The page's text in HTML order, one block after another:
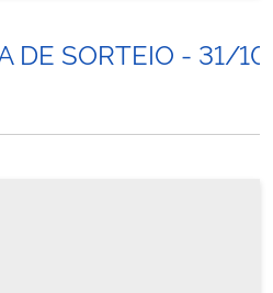
DE SORTEIO - 31/